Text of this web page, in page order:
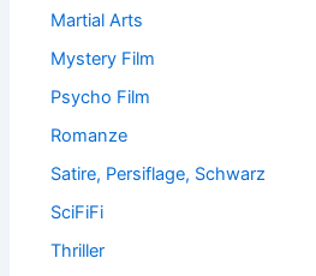
Martial Arts
Mystery Film
Psycho Film
Romanze
Satire, Persiflage, Schwarz
SciFiFi
Thriller